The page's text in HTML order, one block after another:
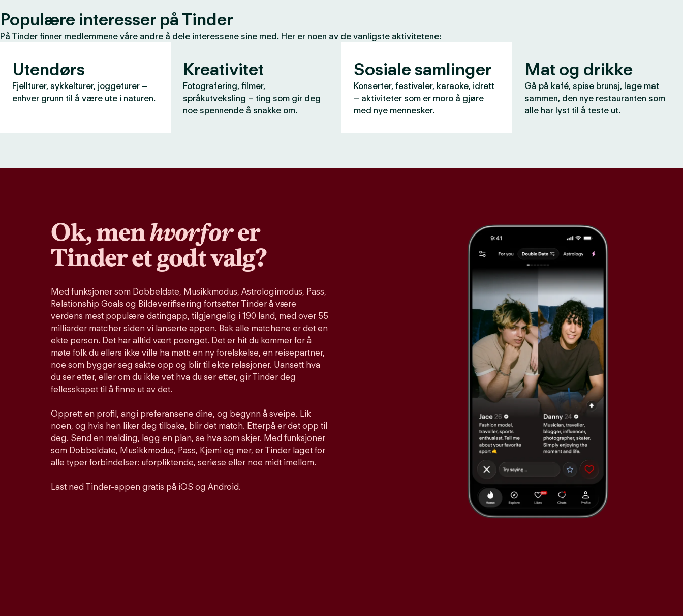
Populære interesser på Tinder
På Tinder finner medlemmene våre andre å dele interessene sine med. Her er noen av de vanligste aktivitetene:
Utendørs
Fjellturer, sykkelturer, joggeturer –
enhver grunn til å være ute i naturen.
Kreativitet
Fotografering, filmer,
språkutveksling – ting som gir deg
noe spennende å snakke om.
Sosiale samlinger
Konserter, festivaler, karaoke, idrett
– aktiviteter som er moro å gjøre
med nye mennesker.
Mat og drikke
Gå på kafé, spise brunsj, lage mat
sammen, den nye restauranten som
alle har lyst til å teste ut.
Ok, menhvorforer
Tinder et godt valg?
Med funksjoner som Dobbeldate, Musikkmodus, Astrologimodus, Pass,
Relationship Goals og Bildeverifisering fortsetter Tinder å være
verdens mest populære datingapp, tilgjengelig i 190 land, med over 55
milliarder matcher siden vi lanserte appen. Bak alle matchene er det en
ekte person. Det har alltid vært poenget. Det er hit du kommer for å
møte folk du ellers ikke ville ha møtt: en ny forelskelse, en reisepartner,
noe som bygger seg sakte opp og blir til ekte relasjoner. Uansett hva
du ser etter, eller om du ikke vet hva du ser etter, gir Tinder deg
fellesskapet til å finne ut av det.
Opprett en profil, angi preferansene dine, og begynn å sveipe. Lik
noen, og hvis hen liker deg tilbake, blir det match. Etterpå er det opp til
deg. Send en melding, legg en plan, se hva som skjer. Med funksjoner
som Dobbeldate, Musikkmodus, Pass, Kjemi og mer, er Tinder laget for
alle typer forbindelser: uforpliktende, seriøse eller noe midt imellom.
Last ned Tinder-appen gratis på iOS og Android.